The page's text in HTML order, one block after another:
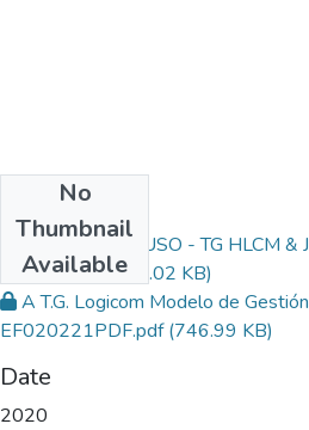
No
Thumbnail
Available
LICENCIA DE USO - TG HLCM &
200121.pdf(181.02 KB)
A T.G. Logicom Modelo de
EF020221PDF.pdf(746.99 KB)
Date
2020